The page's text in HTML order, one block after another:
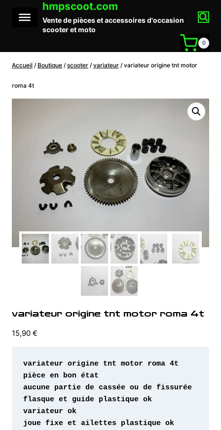
contenu
hmpscoot.com
Vente de pièces et accessoires d'occasion
scooter et moto
0
Accueil / Boutique / scooter / variateur / variateur origine tnt motor
roma 4t
variateur origine tnt motor roma 4t
15,90 €